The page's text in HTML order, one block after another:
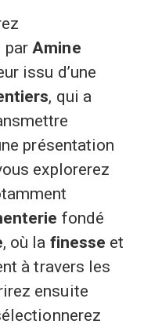
parAmine
issu d’une
, qui a
présentation
explorerez
fondé
, où la finesse et
à travers les
ensuite